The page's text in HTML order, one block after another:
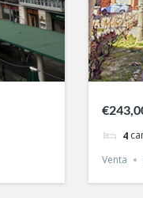
4
Venta